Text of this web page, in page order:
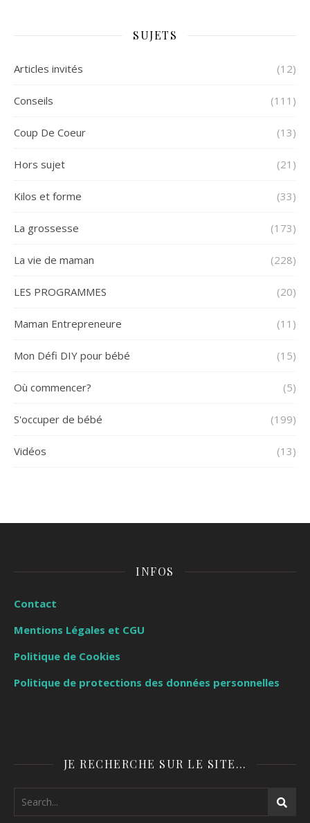
SUJETS
Articles invités (12)
Conseils (111)
Coup De Coeur (13)
Hors sujet (21)
Kilos et forme (33)
La grossesse (173)
La vie de maman (228)
LES PROGRAMMES (20)
Maman Entrepreneure (11)
Mon Défi DIY pour bébé (15)
Où commencer? (5)
S'occuper de bébé (199)
Vidéos (13)
INFOS
Contact
Mentions Légales et CGU
Politique de Cookies
Politique de protections des données personnelles
JE RECHERCHE SUR LE SITE…